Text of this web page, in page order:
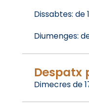
Dissabtes: de
Diumenges: de
Despatx
Dimecres de